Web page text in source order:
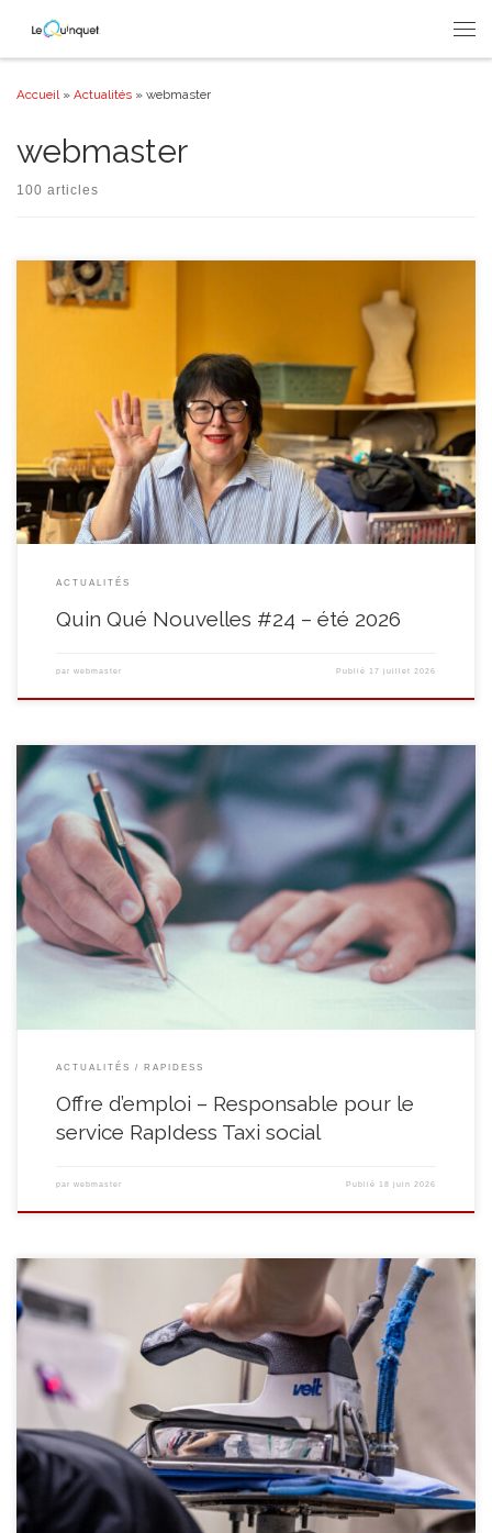
Passer au contenu
Accueil » Actualités » webmaster
webmaster
100 articles
Cher·ères ami·es du Quinquet, Cette nouvelle édition de Quin Qué
Nouvelles s’ouvre sur un tournant important pour notre asbl : après plus de
trente ans à la tête du Quinquet, notre directeur s’apprête à partir vers de
nouvelles aventures. Il vous écrira un dernier mot ci-dessous mais nous
voulions d’emblée le […]
ACTUALITÉS
Quin Qué Nouvelles #24 – été 2026
par webmaster Publié 17 juillet 2026
L’Asbl Le Quinquet situé à Soignies engage un responsable pour son service
RapIdess-Taxi social CDD en vue d’un CDIMi –temps pour entrée
immédiate Responsabilités et missions : Votre profil : L’envoi de votre
candidature doit se faire via le FOREM (voir annonce sur leur site) : envoyer
son CV et sa lettre […]
ACTUALITÉS RAPIDESS
Offre d’emploi – Responsable pour le
service RapIdess Taxi social
par webmaster Publié 18 juin 2026
Le Quinquet asbl engage pour son Centre d’insertion socio-professionnel
un(e) formateur(trice) pour sa filière aide-ménagère à temps plein
(38h/semaine) à partir du 3 août 2026 en CDD en vue d’un CDI. Vous serez
chargé(e) : Compétences techniques : Compétences transversales : Autres :
L’envoi de votre candidature doit se faire via le FOREM (voir […]